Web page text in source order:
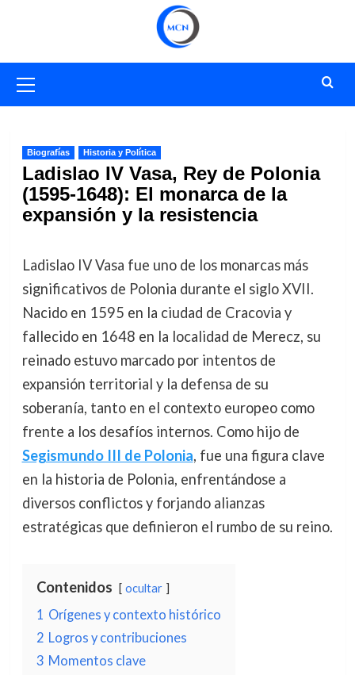
primario
Biografías Historia y Política
Ladislao IV Vasa, Rey de Polonia
(1595-1648): El monarca de la
expansión y la resistencia
Ladislao IV Vasa fue uno de los monarcas más
significativos de Polonia durante el siglo XVII.
Nacido en 1595 en la ciudad de Cracovia y
fallecido en 1648 en la localidad de Merecz, su
reinado estuvo marcado por intentos de
expansión territorial y la defensa de su
soberanía, tanto en el contexto europeo como
frente a los desafíos internos. Como hijo de
Segismundo III de Polonia, fue una figura clave
en la historia de Polonia, enfrentándose a
diversos conflictos y forjando alianzas
estratégicas que definieron el rumbo de su reino.
Contenidos ocultar
1 Orígenes y contexto histórico
2 Logros y contribuciones
3 Momentos clave